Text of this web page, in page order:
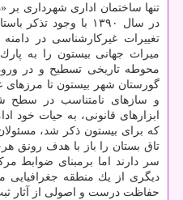
تنها ساختمان اداری شهرداری بر
در سال ۱۳۹۰ با وجود
تغییرات غیركارشناسی در
میراث جهانی بیستون را به
محوطه تاریخی تسطیح و در
گورستان شهر بیستون تا
و سازهای نامتناسب در سطح
ابزارهای قانونی، به حیات خود
كه برای بیستون ذكر شد،
تاق بستان را باز با هدف رونق
سر دارند اما برمبنای ضوابط
دیگری از یك منطقه جغرافیایی
حفاظت درست و اصولی از آثار